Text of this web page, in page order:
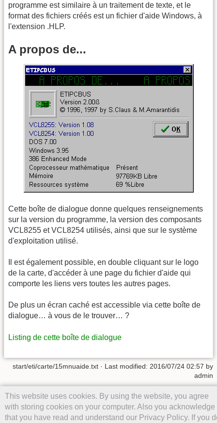
programme est similaire à un traitement de texte, et le
format des fichiers créés est un fichier d'aide Windows, à
l'extension .HLP.
A propos de...
Cette boîte de dialogue donne quelques renseignements
sur la version du programme, la version des composants
VCL8255 et VCL8254 utilisés, ainsi que sur le système
d'exploitation utilisé.
Il est également possible, en double cliquant sur le logo
de la carte, d'accéder à une page du fichier d'aide qui
comporte les liens vers toutes les autres pages.
De plus un écran caché est accessible via cette boîte de
dialogue… à vous de le trouver… ?
Listing de cette boîte de dialogue
This website uses cookies. By using the website, you agree
with storing cookies on your computer. Also you acknowledge
that you have read and understand our Privacy Policy. If you
start/eti/carte/15mnuaide.txt · Last modified: 2016/07/24 02:57 by
admin
Except where otherwise noted, content on this wiki is licensed under
the following license:
CC Attribution-Share Alike 4.0 International